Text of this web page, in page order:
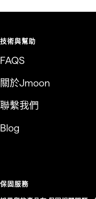
技術與幫助
FAQS
關於Jmoon
聯繫我們
Blog
保固服務